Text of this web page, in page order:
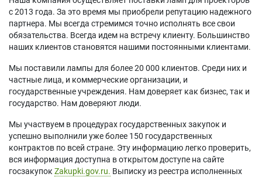
с 2013 года. За это время мы приобрели репутацию надежного
партнера. Мы всегда стремимся точно исполнять все свои
обязательства. Всегда идем на встречу клиенту. Большинство
наших клиентов становятся нашими постоянными клиентами.
Мы поставили лампы для более 20 000 клиентов. Среди них и
частные лица, и коммерческие организации, и
государственные учреждения. Нам доверяет как бизнес, так и
государство. Нам доверяют люди.
Мы участвуем в процедурах государственных закупок и
успешно выполнили уже более 150 государственных
контрактов по всей стране. Эту информацию легко проверить,
вся информация доступна в открытом доступе на сайте
госзакупок Zakupki.gov.ru. Выписку из реестра исполненных